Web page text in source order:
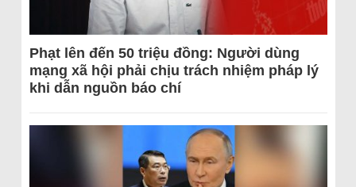
Phạt lên đến 50 triệu đồng: Người dùng
mạng xã hội phải chịu trách nhiệm pháp lý
khi dẫn nguồn báo chí